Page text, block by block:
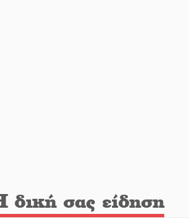
Εκδηλώσεις-δράσεις-
προθεσμίες στη Λακωνία
δική σας είδηση